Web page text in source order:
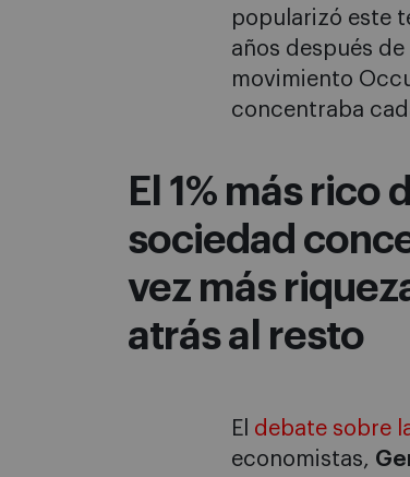
popularizó este
años después
movimiento
concentraba
El 1% más rico
sociedad
vez más
atrás al resto
El debate sobre
economistas,